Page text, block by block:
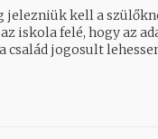
jelezniük kell a
iskola felé, hogy az
család jogosult